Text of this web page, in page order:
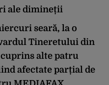
ale dimineții
seară, la o
Tineretului din
alte patru
afectate parțial de